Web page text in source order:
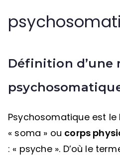
Définition d’une
Psychosomatique est le
« soma » ou corps
: « psyche ». D’où le